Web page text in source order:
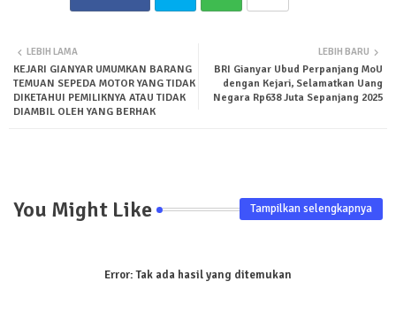
ter tsa
LEBIH BARU
BRI Gianyar Ubud Perpanjang MoU
dengan Kejari, Selamatkan Uang
Negara Rp638 Juta Sepanjang 2025
LEBIH LAMA
KEJARI GIANYAR UMUMKAN BARANG
TEMUAN SEPEDA MOTOR YANG TIDAK
DIKETAHUI PEMILIKNYA ATAU TIDAK
DIAMBIL OLEH YANG BERHAK
You Might Like Tampilkan selengkapnya
Error:Tak ada hasil yang ditemukan